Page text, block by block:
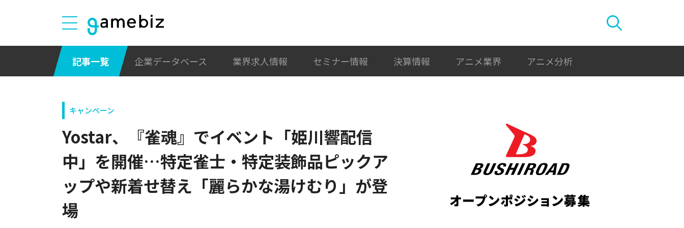
記事一覧 企業データベース 業界求人情報 セミナー情報 決算情報 アニメ業界 アニメ分析
キャンペーン
Yostar、『雀魂』でイベント「姫川響配信
中」を開催…特定雀士・特定装飾品ピックア
ップや新着せ替え「麗らかな湯けむり」が登
場